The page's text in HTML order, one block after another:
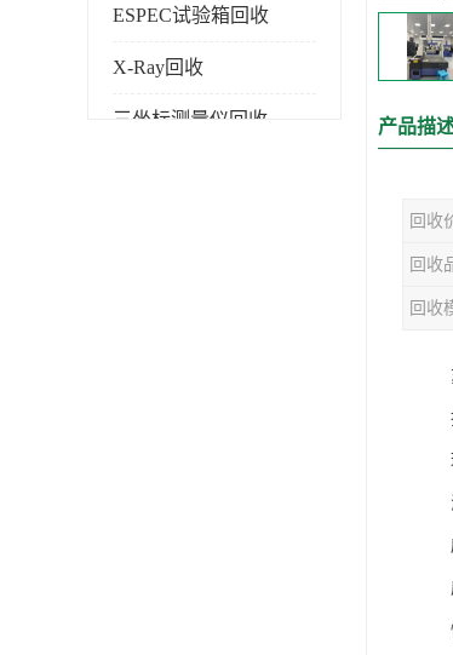
ESPEC试验箱回收
X-Ray回收
三坐标测量仪回收 产品描
回收
回收
回收